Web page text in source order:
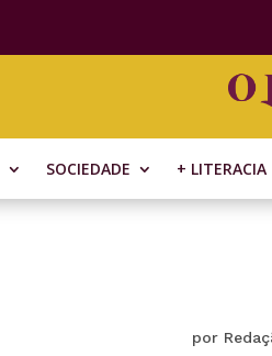
SOCIEDADE + LITERACIA
por